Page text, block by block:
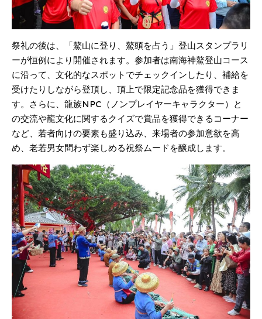
祭礼の後は、「鰲山に登り、鰲頭を占う」登山スタンプラリ
ーが恒例により開催されます。参加者は南海神鰲登山コース
に沿って、文化的なスポットでチェックインしたり、補給を
受けたりしながら登頂し、頂上で限定記念品を獲得できま
す。さらに、龍族NPC（ノンプレイヤーキャラクター）と
の交流や龍文化に関するクイズで賞品を獲得できるコーナー
など、若者向けの要素も盛り込み、来場者の参加意欲を高
め、老若男女問わず楽しめる祝祭ムードを醸成します。